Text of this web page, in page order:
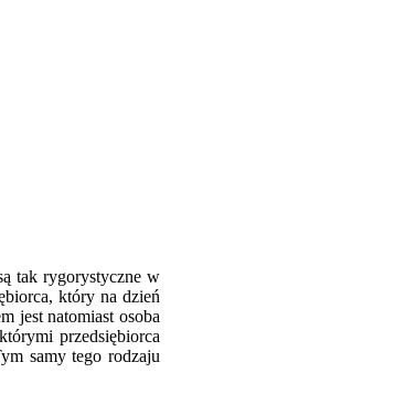
tak rygorystyczne w
który na dzień
jest natomiast osoba
przedsiębiorca
samy tego rodzaju